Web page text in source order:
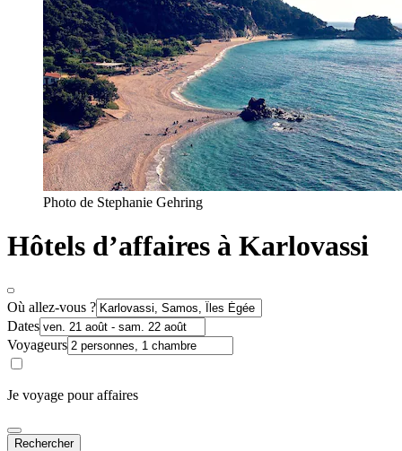
Photo de Stephanie Gehring
Hôtels d’affaires à Karlovassi
Où allez-vous ?
Dates
Voyageurs
Je voyage pour affaires
Rechercher